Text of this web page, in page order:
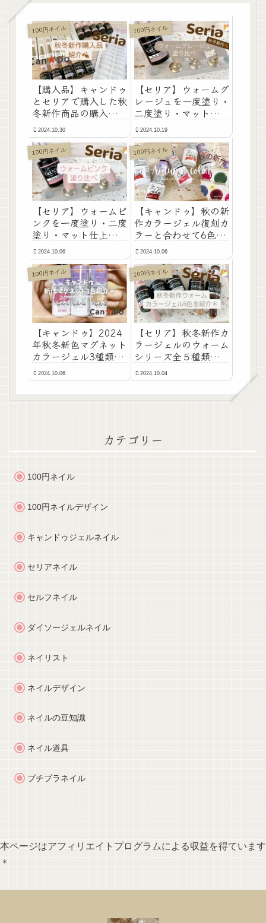
100円ネイル
【購入品】キャンドゥ
とセリアで購入した秋
冬新作商品の購入品を
紹介します！
2024.10.30
100円ネイル
【セリア】ウォームグ
レージュを一度塗り・
二度塗り・マット仕上
げ塗り比べ！
2024.10.19
100円ネイル
【セリア】ウォームピ
ンクを一度塗り・二度
塗り・マット仕上げ塗
り比べ！
2024.10.06
100円ネイル
【キャンドゥ】秋の新
作カラージェル復刻カ
ラーと合わせて6色を
紹介＊
2024.10.06
100円ネイル
【キャンドゥ】2024
年秋冬新色マグネット
カラージェル3種類を
塗ってみた！
2024.10.06
100円ネイル
【セリア】秋冬新作カ
ラージェルのウォーム
シリーズ全５種類を紹
介します！
2024.10.04
カテゴリー
100円ネイル
100円ネイルデザイン
キャンドゥジェルネイル
セリアネイル
セルフネイル
ダイソージェルネイル
ネイリスト
ネイルデザイン
ネイルの豆知識
ネイル道具
プチプラネイル
本ページはアフィリエイトプログラムによる収益を得ています
＊